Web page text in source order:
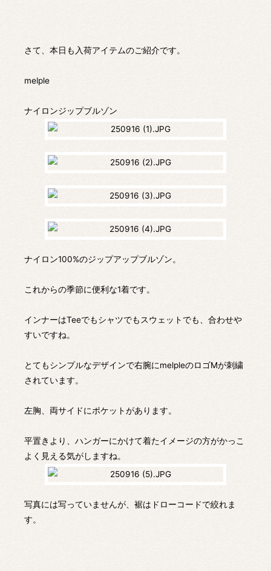
さて、本日も入荷アイテムのご紹介です。
melple
ナイロンジップブルゾン
ナイロン100%のジップアップブルゾン。
これからの季節に便利な1着です。
インナーはTeeでもシャツでもスウェットでも、合わせや
すいですね。
とてもシンプルなデザインで右腕にmelpleのロゴMが刺繍
されています。
左胸、両サイドにポケットがあります。
平置きより、ハンガーにかけて着たイメージの方がかっこ
よく見える気がしますね。
写真には写っていませんが、裾はドローコードで絞れま
す。